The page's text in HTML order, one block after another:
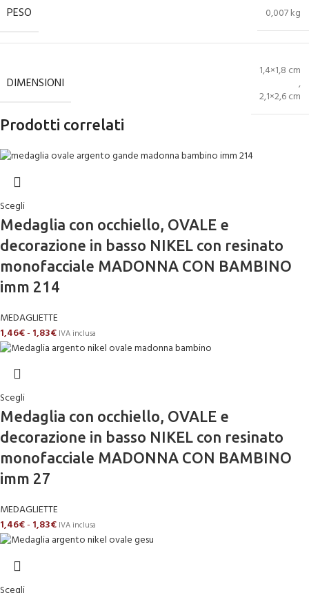
PESO 0,007 kg
DIMENSIONI
1,4×1,8 cm
,
2,1×2,6 cm
Prodotti correlati
Scegli
Medaglia con occhiello, OVALE e
decorazione in basso NIKEL con resinato
monofacciale MADONNA CON BAMBINO
imm 214
MEDAGLIETTE
1,46€- 1,83€ IVA inclusa
Scegli
Medaglia con occhiello, OVALE e
decorazione in basso NIKEL con resinato
monofacciale MADONNA CON BAMBINO
imm 27
MEDAGLIETTE
1,46€- 1,83€ IVA inclusa